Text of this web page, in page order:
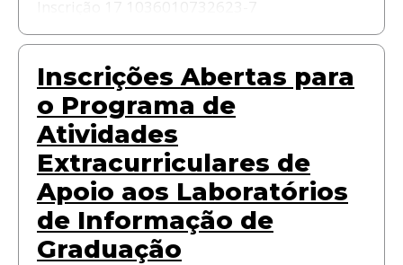
Inscrições Abertas para
o Programa de
Atividades
Extracurriculares de
Apoio aos Laboratórios
de Informação de
Graduação